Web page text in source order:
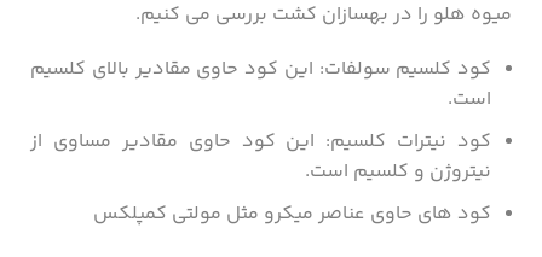
میوه هلو را در بهسازان کشت بررسی می کنیم.
کود کلسیم سولفات: این کود حاوی مقادیر بالای کلسیم
است.
کود نیترات کلسیم: این کود حاوی مقادیر مساوی از
نیتروژن و کلسیم است.
کود های حاوی عناصر میکرو مثل مولتی کمپلکس